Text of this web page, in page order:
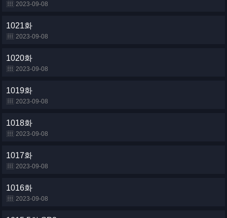
2023-09-08
1021화
2023-09-08
1020화
2023-09-08
1019화
2023-09-08
1018화
2023-09-08
1017화
2023-09-08
1016화
2023-09-08